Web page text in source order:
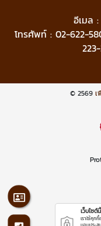
อีเมล :
โทรศัพท์ : 02-622-
© 2569เ
เว็บไซต์
เราใช้คุก